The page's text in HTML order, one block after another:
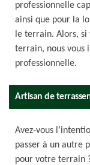
professionnelle
ainsi que pour la
le terrain. Alors,
terrain, nous vous
professionnelle.
Artisan de
Avez-vous
passer à un autre
pour votre terrain